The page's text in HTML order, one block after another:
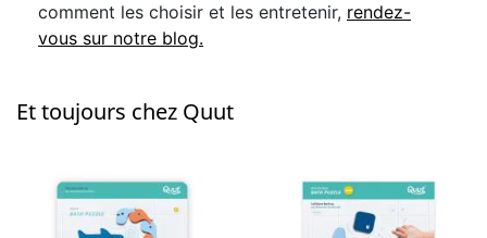
comment les choisir et les entretenir, rendez-
vous sur notre blog.
Et toujours chez Quut